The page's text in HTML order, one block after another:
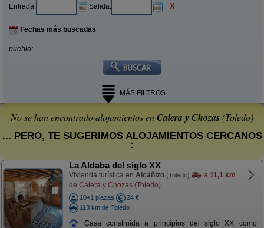
Entrada: Salida: X
Fechas más buscadas
pueblo:
MÁS FILTROS
No se han encontrado alojamientos enCalera y Chozas(Toledo)
... PERO, TE SUGERIMOS ALOJAMIENTOS CERCANOS
:
La Aldaba del siglo XX
Vivienda turística en Alcañizo (Toledo) a 11,1 km
de Calera y Chozas (Toledo)
10+1 plazas
24 €
113 km de Toledo
Casa construida a principios del siglo XX como